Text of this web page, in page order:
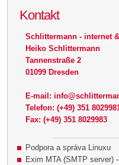
Kontakt
Schlittermann - internet
Heiko Schlittermann
Tannenstraße 2
01099 Dresden
E-mail:
Telefon: (+49) 351
Fax: (+49) 351 8029983
Podpora a správa Linuxu
Exim MTA (SMTP server)